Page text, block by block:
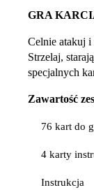
GRA
Celnie atakuj
Strzelaj,
specjalnych
Zawartość
76 kart do
4 karty
Instrukcja